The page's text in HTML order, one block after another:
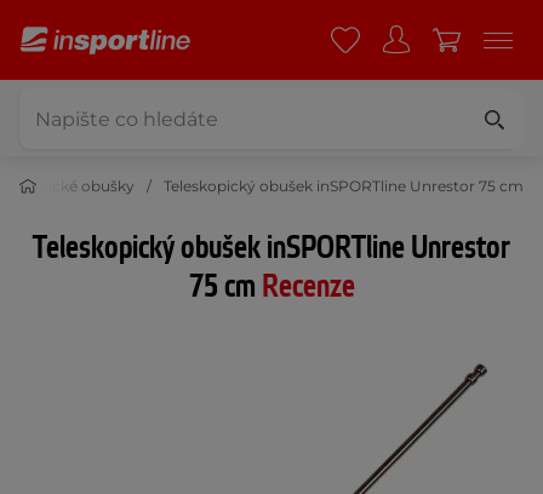
obušky Teleskopický obušek inSPORTline Unrestor 75 cm
Teleskopický obušek inSPORTline Unrestor
75 cm Recenze